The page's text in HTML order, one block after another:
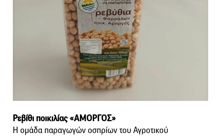
Ρεβίθι ποικιλίας «ΑΜΟΡΓΟΣ»
Η ομάδα παραγωγών οσπρίων του Αγροτικού